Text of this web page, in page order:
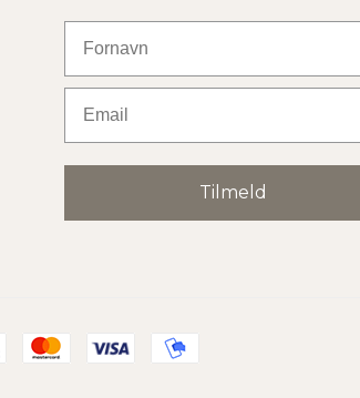
Tilmeld